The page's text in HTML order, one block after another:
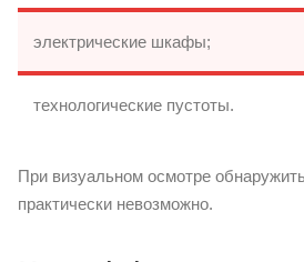
электрические шкафы;
технологические пустоты.
При визуальном осмотре
практически невозможно.